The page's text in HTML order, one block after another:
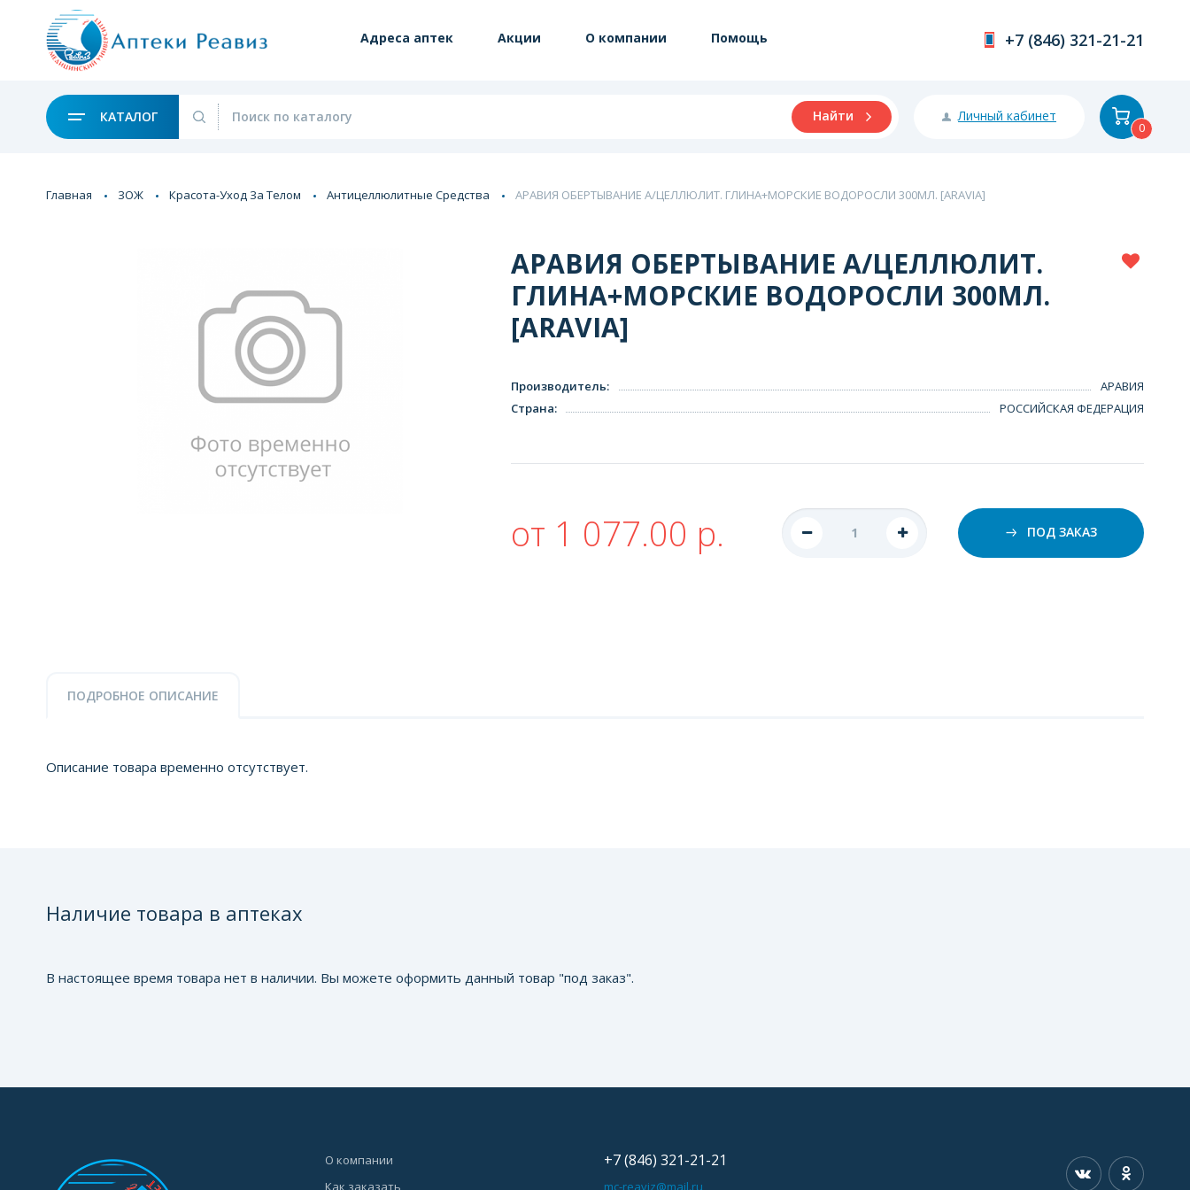
Адреса аптек Акции О компании Помощь +7 (846) 321-21-21
КАТАЛОГ Найти Личный кабинет
0
Главная ЗОЖ Красота-Уход За Телом Антицеллюлитные Средства АРАВИЯ ОБЕРТЫВАНИЕ А/ЦЕЛЛЮЛИТ. ГЛИНА+МОРСКИЕ ВОДОРОСЛИ 300МЛ. [ARAVIA]
АРАВИЯ ОБЕРТЫВАНИЕ А/ЦЕЛЛЮЛИТ.
ГЛИНА+МОРСКИЕ ВОДОРОСЛИ 300МЛ.
[ARAVIA]
Производитель:
АРАВИЯ
Страна: РОССИЙСКАЯ ФЕДЕРАЦИЯ
от 1 077.00 р. ПОД ЗАКАЗ
ПОДРОБНОЕ ОПИСАНИЕ
Описание товара временно отсутствует.
Наличие товара в аптеках
В настоящее время товара нет в наличии. Вы можете оформить данный товар "под заказ".
О компании
Как заказать
+7 (846) 321-21-21
mc-reaviz@mail.ru